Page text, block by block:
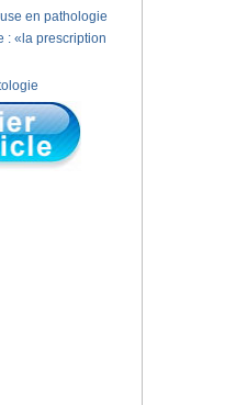
en pathologie
: «la prescription